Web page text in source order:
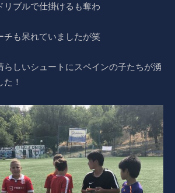
リブルで仕掛けるも奪わ
チも呆れていましたが笑
らしいシュートにスペインの子たちが湧
！